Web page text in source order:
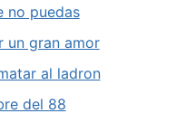
no puedas
un gran amor
al ladron
del 88